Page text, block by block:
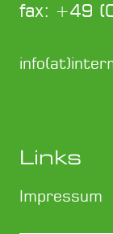
fax: +49
Links
Impressum